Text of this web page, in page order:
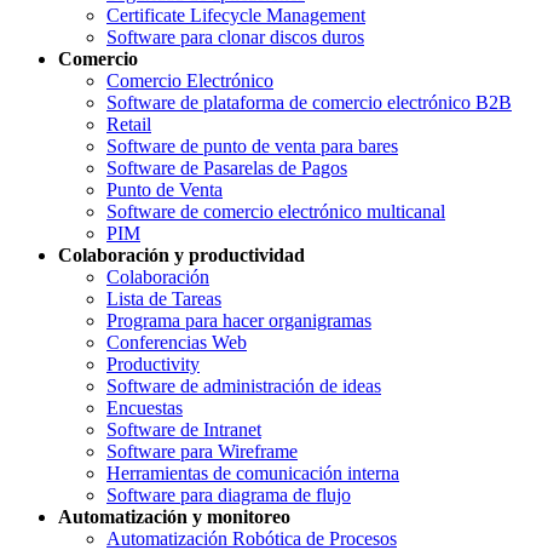
Certificate Lifecycle Management
Software para clonar discos duros
Comercio
Comercio Electrónico
Software de plataforma de comercio electrónico B2B
Retail
Software de punto de venta para bares
Software de Pasarelas de Pagos
Punto de Venta
Software de comercio electrónico multicanal
PIM
Colaboración y productividad
Colaboración
Lista de Tareas
Programa para hacer organigramas
Conferencias Web
Productivity
Software de administración de ideas
Encuestas
Software de Intranet
Software para Wireframe
Herramientas de comunicación interna
Software para diagrama de flujo
Automatización y monitoreo
Automatización Robótica de Procesos